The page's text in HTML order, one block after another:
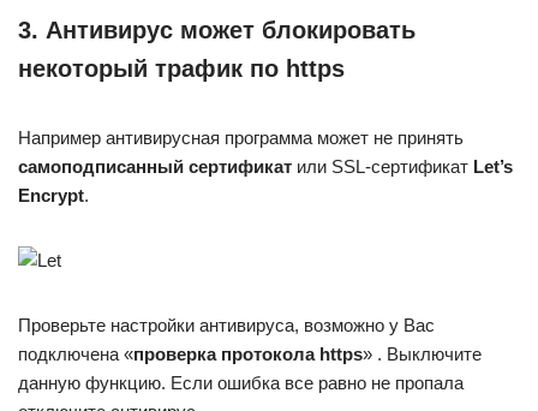
3. Антивирус может блокировать
некоторый трафик по https
Например антивирусная программа может не принять
самоподписанный сертификат или SSL-сертификат Let’s
Encrypt.
Проверьте настройки антивируса, возможно у Вас
подключена «проверка протокола https» . Выключите
данную функцию. Если ошибка все равно не пропала